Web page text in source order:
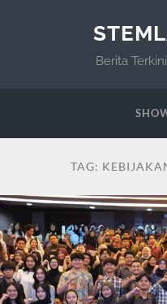
Berita
TAG: